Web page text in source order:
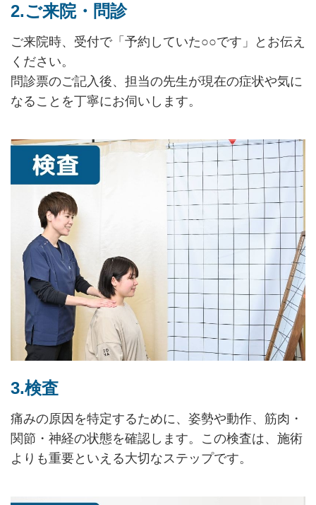
2.ご来院・問診
ご来院時、受付で「予約していた○○です」とお伝え
ください。
問診票のご記入後、担当の先生が現在の症状や気に
なることを丁寧にお伺いします。
3.検査
痛みの原因を特定するために、姿勢や動作、筋肉・
関節・神経の状態を確認します。この検査は、施術
よりも重要といえる大切なステップです。